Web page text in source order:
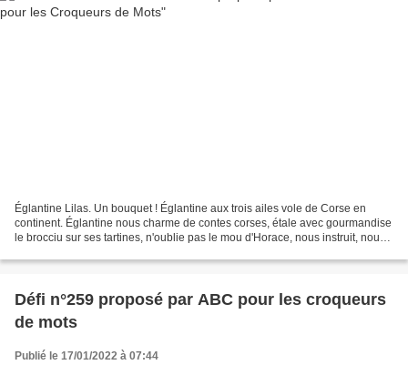
Églantine Lilas. Un bouquet ! Églantine aux trois ailes vole de Corse en
continent. Églantine nous charme de contes corses, étale avec gourmandise
le brocciu sur ses tartines, n'oublie pas le mou d'Horace, nous instruit, nous
Défi n°259 proposé par ABC pour les croqueurs
de mots
Publié le 17/01/2022 à 07:44